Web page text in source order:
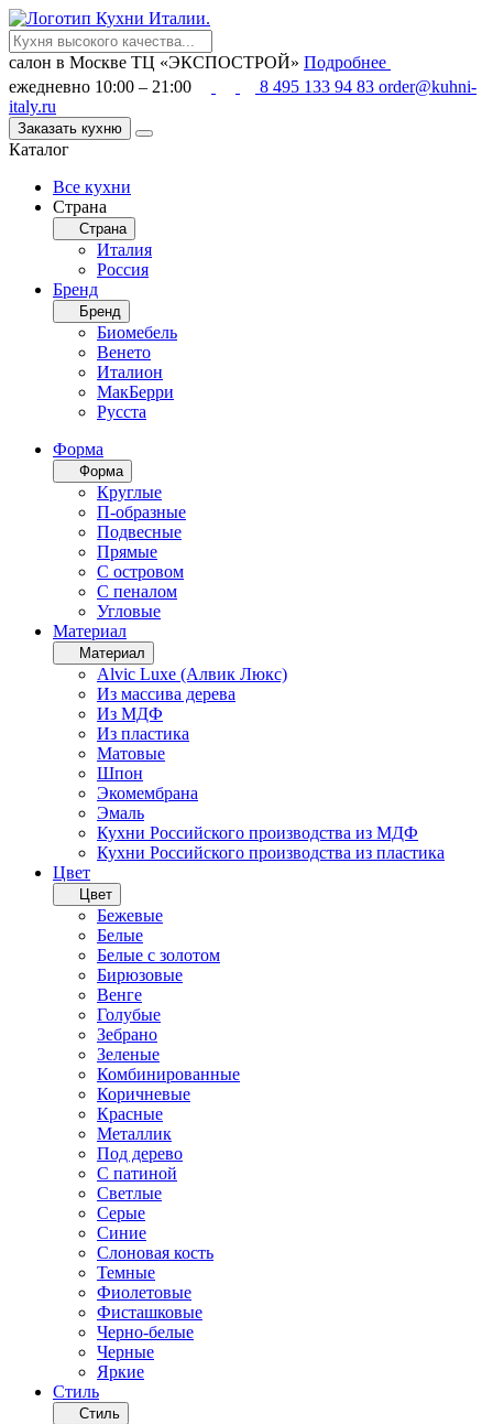
салон в Москве ТЦ «ЭКСПОСТРОЙ» Подробнее
ежедневно 10:00 – 21:00
8 495 133 94 83 order@kuhni-
italy.ru
Заказать кухню
Каталог
Все кухни
Страна
Страна
Италия
Россия
Бренд
Бренд
Биомебель
Венето
Италион
МакБерри
Русста
Форма
Форма
Круглые
П-образные
Подвесные
Прямые
С островом
С пеналом
Угловые
Материал
Материал
Alvic Luxe (Алвик Люкс)
Из массива дерева
Из МДФ
Из пластика
Матовые
Шпон
Экомембрана
Эмаль
Кухни Российского производства из МДФ
Кухни Российского производства из пластика
Цвет
Цвет
Бежевые
Белые
Белые с золотом
Бирюзовые
Венге
Голубые
Зебрано
Зеленые
Комбинированные
Коричневые
Красные
Металлик
Под дерево
С патиной
Светлые
Серые
Синие
Слоновая кость
Темные
Фиолетовые
Фисташковые
Черно-белые
Черные
Яркие
Стиль
Стиль